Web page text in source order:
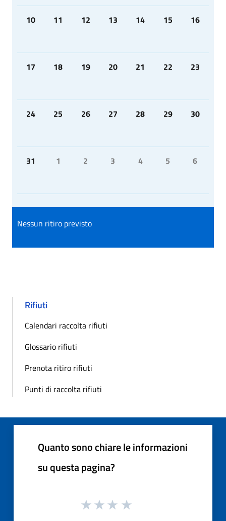
10 11 12 13 14 15 16
17 18 19 20 21 22 23
24 25 26 27 28 29 30
31 1 2 3 4 5 6
Nessun ritiro previsto
Rifiuti
Calendari raccolta rifiuti
Glossario rifiuti
Prenota ritiro rifiuti
Punti di raccolta rifiuti
Quanto sono chiare le informazioni
su questa pagina?